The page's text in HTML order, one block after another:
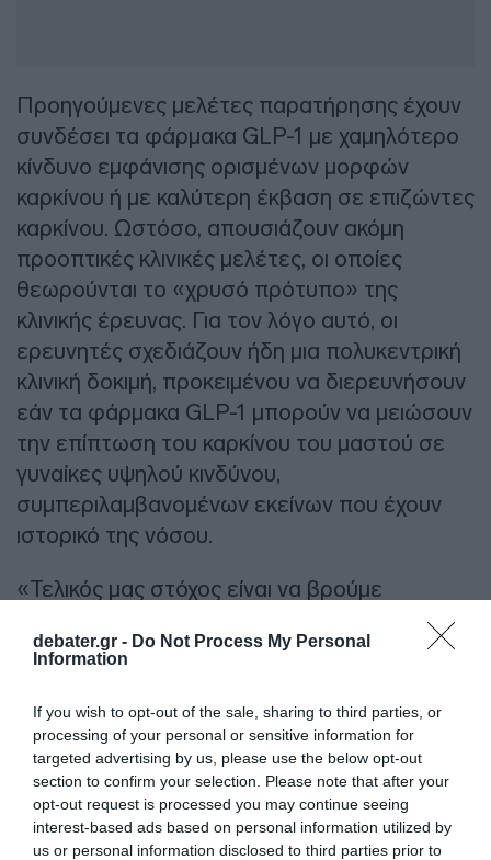
debater.gr - Do Not Process My Personal
Information
If you wish to opt-out of the sale, sharing to third parties, or
processing of your personal or sensitive information for
targeted advertising by us, please use the below opt-out
section to confirm your selection. Please note that after your
opt-out request is processed you may continue seeing
interest-based ads based on personal information utilized by
us or personal information disclosed to third parties prior to
Προηγούμενες μελέτες παρατήρησης έχουν
συνδέσει τα φάρμακα GLP-1 με χαμηλότερο
κίνδυνο εμφάνισης ορισμένων μορφών
καρκίνου ή με καλύτερη έκβαση σε επιζώντες
καρκίνου. Ωστόσο, απουσιάζουν ακόμη
προοπτικές κλινικές μελέτες, οι οποίες
θεωρούνται το «χρυσό πρότυπο» της
κλινικής έρευνας. Για τον λόγο αυτό, οι
ερευνητές σχεδιάζουν ήδη μια πολυκεντρική
κλινική δοκιμή, προκειμένου να διερευνήσουν
εάν τα φάρμακα GLP-1 μπορούν να μειώσουν
την επίπτωση του καρκίνου του μαστού σε
γυναίκες υψηλού κινδύνου,
συμπεριλαμβανομένων εκείνων που έχουν
ιστορικό της νόσου.
«Τελικός μας στόχος είναι να βρούμε
καρκίνου του μαστού», επισημαίνει η
τελευταία χρόνια έχουμε δει σημαντική
βελτίωση στα ποσοστά επιβίωσης των
ασθενών με καρκίνο του μαστού. Θα θέλαμε
να δούμε αντίστοιχη πρόοδο και στην
πρόληψη της νόσου».